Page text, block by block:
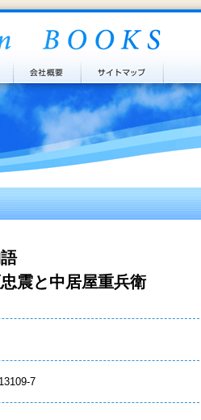
震と中居屋重兵衛
7